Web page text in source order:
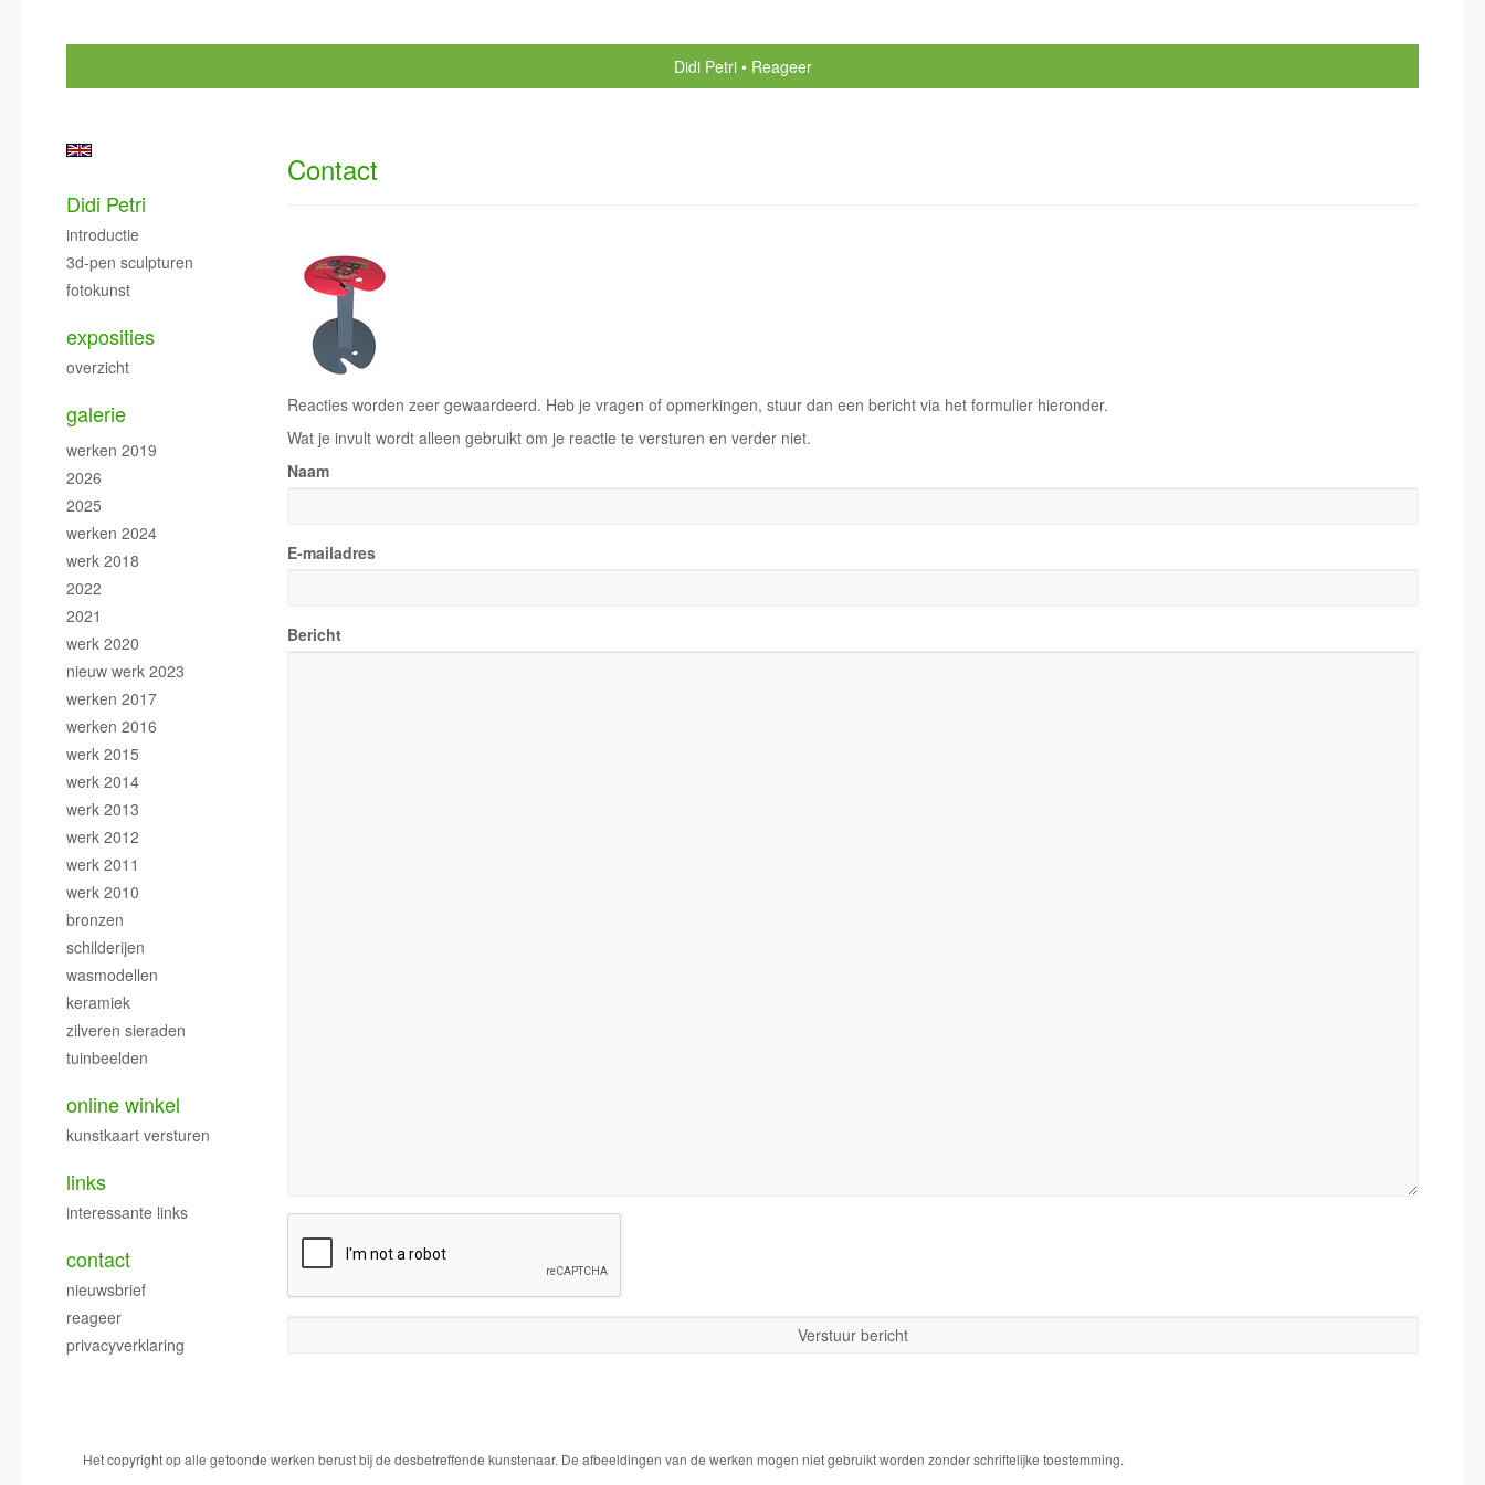
Didi Petri Reageer
Contact
Reacties worden zeer gewaardeerd. Heb je vragen of opmerkingen, stuur dan een bericht via het formulier hieronder.
Wat je invult wordt alleen gebruikt om je reactie te versturen en verder niet.
Naam
E-mailadres
Bericht
Didi Petri
introductie
3d-pen sculpturen
fotokunst
exposities
overzicht
galerie
werken 2019
2026
2025
werken 2024
werk 2018
2022
2021
werk 2020
nieuw werk 2023
werken 2017
werken 2016
werk 2015
werk 2014
werk 2013
werk 2012
werk 2011
werk 2010
bronzen
schilderijen
wasmodellen
keramiek
zilveren sieraden
tuinbeelden
online winkel
kunstkaart versturen
links
interessante links
contact
nieuwsbrief
reageer
privacyverklaring
Het copyright op alle getoonde werken berust bij de desbetreffende kunstenaar. De afbeeldingen van de werken mogen niet gebruikt worden zonder schriftelijke toestemming.